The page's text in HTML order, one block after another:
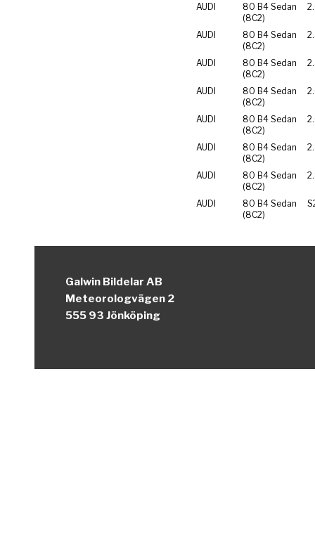
AUDI
80 B4 Sedan
(8C2)
AUDI
80 B4 Sedan
(8C2)
AUDI
80 B4 Sedan
(8C2)
AUDI
80 B4 Sedan
(8C2)
AUDI
80 B4 Sedan
(8C2)
AUDI
80 B4 Sedan
(8C2)
AUDI
80 B4 Sedan
(8C2)
AUDI
80 B4 Sedan
(8C2)
Galwin Bildelar AB
Meteorologvägen 2
555 93 Jönköping